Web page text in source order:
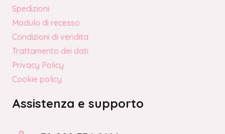
Spedizioni
Modulo di recesso
Condizioni di vendita
Trattamento dei dati
Privacy Policy
Cookie policy
Assistenza e supporto